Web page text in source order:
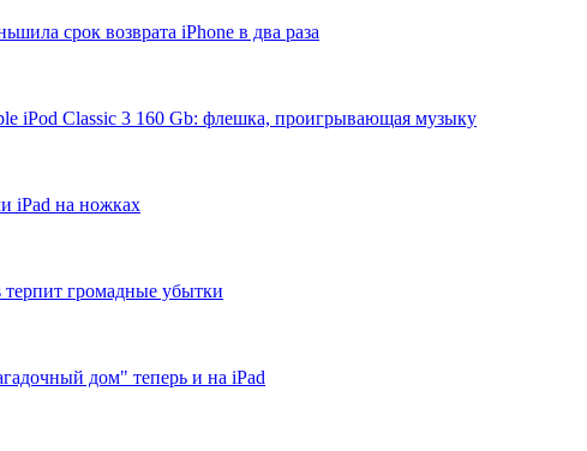
срок возврата iPhone в два раза
iPod Classic 3 160 Gb: флешка, проигрывающая музыку
iPad на ножках
терпит громадные убытки
дом" теперь и на iPad